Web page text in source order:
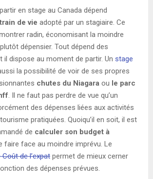
en stage au Canada dépend
train de vie adopté par un stagiaire. Ce
radin, économisant la moindre
dépensier. Tout dépend des
il dispose au moment de partir. Un stage
la possibilité de voir de ses propres
chutes du Niagara ou le parc
. Il ne faut pas perdre de vue qu’un
des dépenses liées aux activités
pratiquées. Quoiqu’il en soit, il est
de calculer son budget à
faire face au moindre imprévu. Le
Coût de l’expat permet de mieux cerner
des dépenses prévues.